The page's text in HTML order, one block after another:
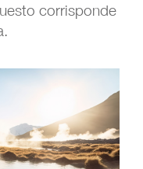
corrisponde